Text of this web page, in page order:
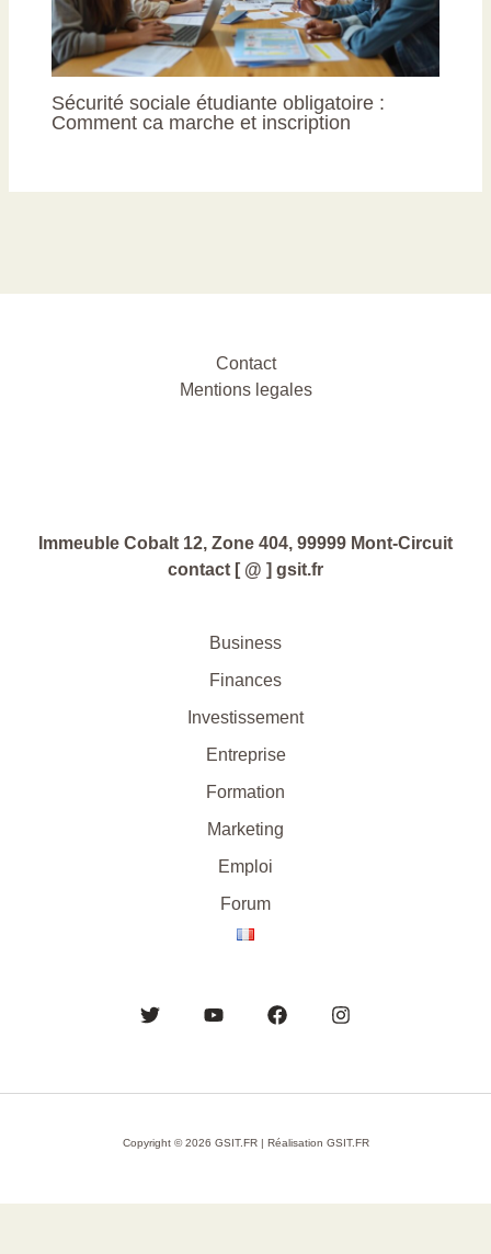
Sécurité sociale étudiante obligatoire :
Comment ca marche et inscription
Contact
Mentions legales
Immeuble Cobalt 12, Zone 404, 99999 Mont-Circuit
contact [ @ ] gsit.fr
Business
Finances
Investissement
Entreprise
Formation
Marketing
Emploi
Forum
Copyright © 2026 GSIT.FR | Réalisation GSIT.FR